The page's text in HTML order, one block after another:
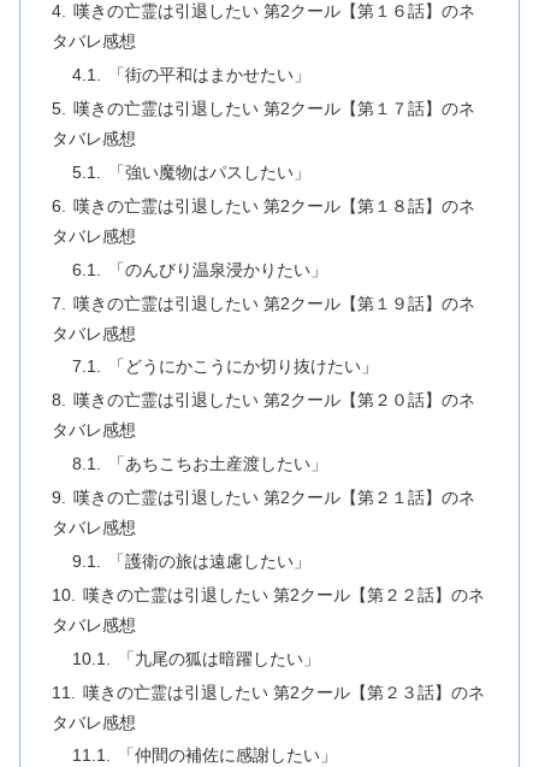
嘆きの亡霊は引退したい 第2クール【第１６話】のネ
タバレ感想
「街の平和はまかせたい」
嘆きの亡霊は引退したい 第2クール【第１７話】のネ
タバレ感想
「強い魔物はパスしたい」
嘆きの亡霊は引退したい 第2クール【第１８話】のネ
タバレ感想
「のんびり温泉浸かりたい」
嘆きの亡霊は引退したい 第2クール【第１９話】のネ
タバレ感想
「どうにかこうにか切り抜けたい」
嘆きの亡霊は引退したい 第2クール【第２０話】のネ
タバレ感想
「あちこちお土産渡したい」
嘆きの亡霊は引退したい 第2クール【第２１話】のネ
タバレ感想
「護衛の旅は遠慮したい」
嘆きの亡霊は引退したい 第2クール【第２２話】のネ
タバレ感想
「九尾の狐は暗躍したい」
嘆きの亡霊は引退したい 第2クール【第２３話】のネ
タバレ感想
「仲間の補佐に感謝したい」